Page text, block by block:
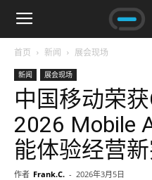
首页 新闻 展会现场
新闻 展会现场
中国移动荣
2026 Mobile
能体验经营
作者 Frank.C. - 2026年3月5日